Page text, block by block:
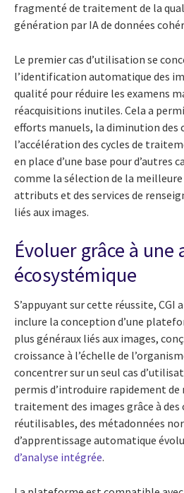
fragmenté de traitement de la
génération par IA de données
Le premier cas d’utilisation se
l’identification automatique des
qualité pour réduire les examens
réacquisitions inutiles. Cela a
efforts manuels, la diminution des
l’accélération des cycles de
en place d’une base pour d’autres
comme la sélection de la
attributs et des services de
liés aux images.
Évoluer grâce à une
écosystémique
S’appuyant sur cette réussite, CGI
inclure la conception d’une
plus généraux liés aux images,
croissance à l’échelle de
concentrer sur un seul cas
permis d’introduire rapidement de
traitement des images grâce à
réutilisables, des métadonnées
d’apprentissage automatique
d’analyse intégrée.